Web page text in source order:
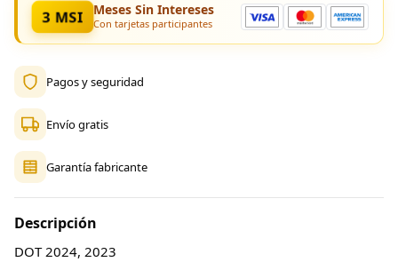
3 MSI Meses Sin Intereses
Con tarjetas participantes
Pagos y seguridad
Envío gratis
Garantía fabricante
Descripción
DOT 2024, 2023